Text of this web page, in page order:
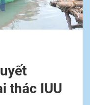
thác IUU